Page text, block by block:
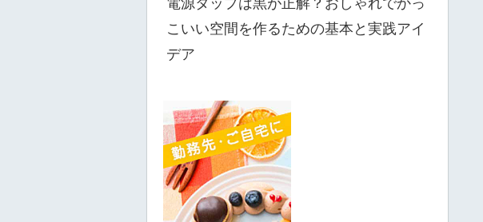
こいい空間を作るための基本と実践アイ
デア